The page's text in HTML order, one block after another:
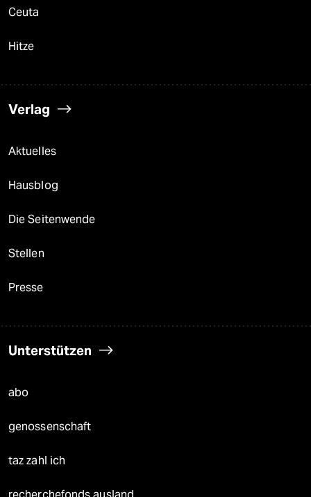
Ceuta
Hitze
Verlag
Aktuelles
Hausblog
Die Seitenwende
Stellen
Presse
Unterstützen
abo
genossenschaft
taz zahl ich
recherchefonds ausland